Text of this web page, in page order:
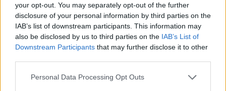
your opt-out. You may separately opt-out of the further
disclosure of your personal information by third parties on the
IAB’s list of downstream participants. This information may
also be disclosed by us to third parties on the IAB’s List of
Downstream Participants that may further disclose it to other
Please note that this website/app uses one or more Google
Personal Data Processing Opt Outs
πρέπει να σταθούμε στα πόδια μας και να πούμε
ναι στην αγάπη. Είμαι ευγνώμων που τα παιδιά
μου με επέλεξαν, είμαι μια τυχερή μαμά».